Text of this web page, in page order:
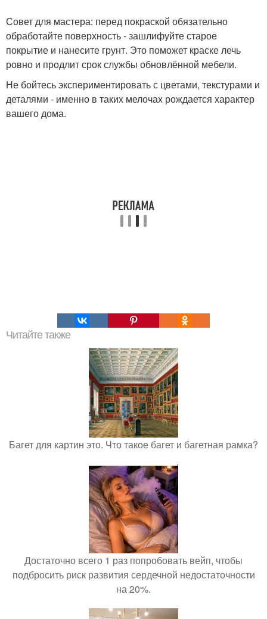
Совет для мастера: перед покраской обязательно
обработайте поверхность - зашлифуйте старое
покрытие и нанесите грунт. Это поможет краске лечь
ровно и продлит срок службы обновлённой мебели.
Не бойтесь экспериментировать с цветами, текстурами и
деталями - именно в таких мелочах рождается характер
вашего дома.
Читайте также
Багет для картин это. Что такое багет и багетная рамка?
Достаточно всего 1 раз попробовать вейп, чтобы
подбросить риск развития сердечной недостаточности
на 20%.